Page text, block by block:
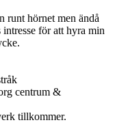
runt hörnet men ändå
för att hyra min
centrum &
tillkommer.